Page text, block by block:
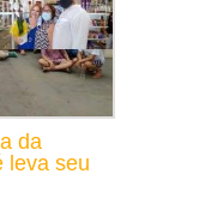
da
leva seu